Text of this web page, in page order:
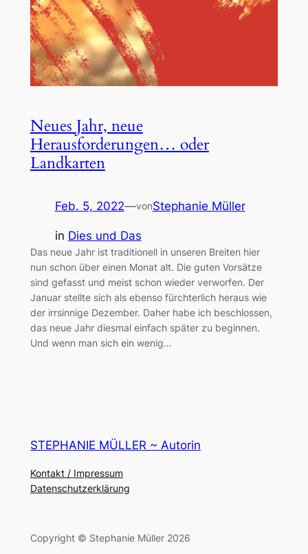
Neues Jahr, neue
Herausforderungen… oder
Landkarten
Feb. 5, 2022—vonStephanie Müller
in Dies und Das
Das neue Jahr ist traditionell in unseren Breiten hier
nun schon über einen Monat alt. Die guten Vorsätze
sind gefasst und meist schon wieder verworfen. Der
Januar stellte sich als ebenso fürchterlich heraus wie
der irrsinnige Dezember. Daher habe ich beschlossen,
das neue Jahr diesmal einfach später zu beginnen.
Und wenn man sich ein wenig…
STEPHANIE MÜLLER ~ Autorin
Kontakt / Impressum
Datenschutzerklärung
Copyright © Stephanie Müller 2026